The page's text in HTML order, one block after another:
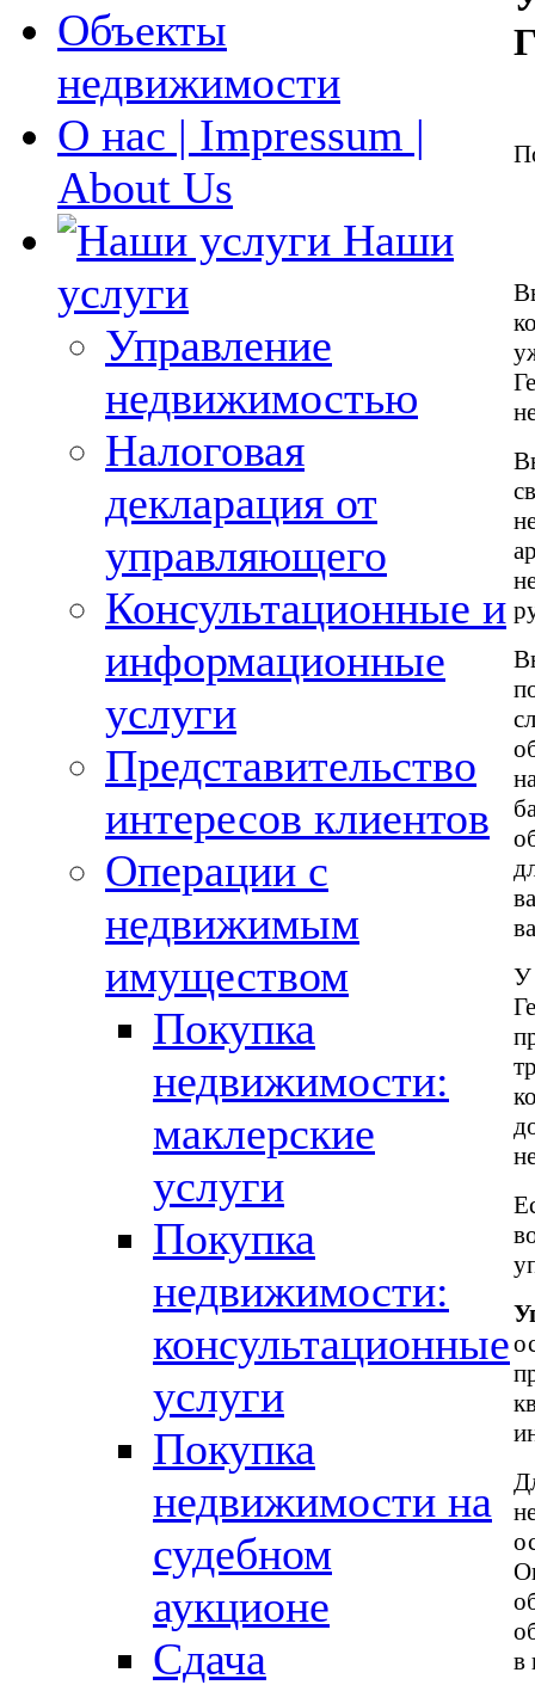
Объекты
недвижимости
О нас | Impressum |
About Us
Наши
услуги
Управление
недвижимостью
Налоговая
декларация от
управляющего
Консультационные и
информационные
услуги
Представительство
интересов клиентов
Операции с
недвижимым
имуществом
Покупка
недвижимости:
маклерские
услуги
Покупка
недвижимости:
консультационные
услуги
Покупка
недвижимости на
судебном
аукционе
Сдача
У
в